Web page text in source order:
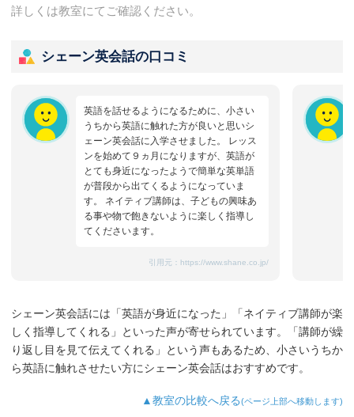
詳しくは教室にてご確認ください。
シェーン英会話の口コミ
英語を話せるようになるために、小さい
うちから英語に触れた方が良いと思いシ
ェーン英会話に入学させました。 レッス
ンを始めて９ヵ月になりますが、英語が
とても身近になったようで簡単な英単語
が普段から出てくるようになっていま
す。 ネイティブ講師は、子どもの興味あ
る事や物で飽きないように楽しく指導し
てくださいます。
引用元： https://www.shane.co.jp/
シェーン英会話には「英語が身近になった」「ネイティブ講師が楽
しく指導してくれる」といった声が寄せられています。「講師が繰
り返し目を見て伝えてくれる」という声もあるため、小さいうちか
ら英語に触れさせたい方にシェーン英会話はおすすめです。
▲教室の比較へ戻る(ページ上部へ移動します)